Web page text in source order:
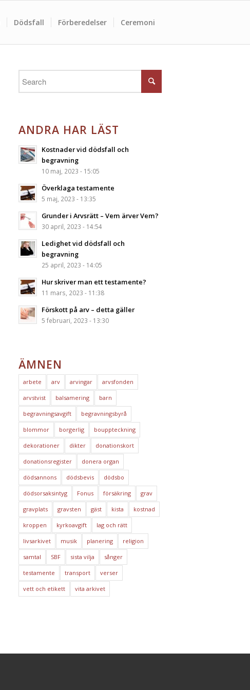
Dödsfall Förberedelser Ceremoni
ANDRA HAR LÄST
Kostnader vid dödsfall och
begravning
10 maj, 2023 - 15:05
Överklaga testamente
5 maj, 2023 - 13:35
Grunder i Arvsrätt – Vem ärver Vem?
30 april, 2023 - 14:54
Ledighet vid dödsfall och
begravning
25 april, 2023 - 14:05
Hur skriver man ett testamente?
11 mars, 2023 - 11:38
Förskott på arv – detta gäller
5 februari, 2023 - 13:30
ÄMNEN
arbete arv arvingar arvsfonden
arvstvist balsamering barn
begravningsavgift begravningsbyrå
blommor borgerlig bouppteckning
dekorationer dikter donationskort
donationsregister donera organ
dödsannons dödsbevis dödsbo
dödsorsaksintyg Fonus försäkring grav
gravplats gravsten gäst kista kostnad
kroppen kyrkoavgift lag och rätt
livsarkivet musik planering religion
samtal SBF sista vilja sånger
testamente transport verser
vett och etikett vita arkivet